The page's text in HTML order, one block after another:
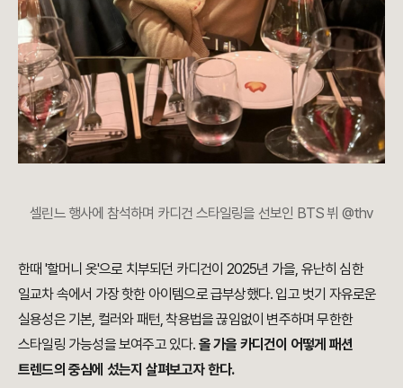
셀린느 행사에 참석하며 카디건 스타일링을 선보인 BTS 뷔 @thv
한때 '할머니 옷'으로 치부되던 카디건이 2025년 가을, 유난히 심한
일교차 속에서 가장 핫한 아이템으로 급부상했다. 입고 벗기 자유로운
실용성은 기본, 컬러와 패턴, 착용법을 끊임없이 변주하며 무한한
스타일링 가능성을 보여주고 있다. 올 가을 카디건이 어떻게 패션
트렌드의 중심에 섰는지 살펴보고자 한다.